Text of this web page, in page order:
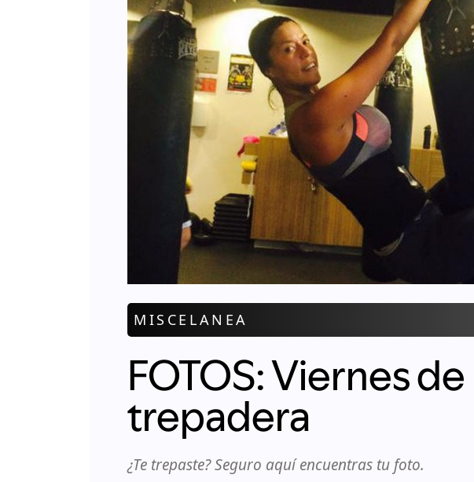
MISCELANEA
FOTOS: Viernes de
trepadera
¿Te trepaste? Seguro aquí encuentras tu foto.